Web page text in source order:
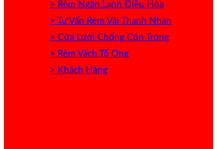
> Rèm Ngăn Lạnh Điều Hòa
> Tư Vấn Rèm Vải Thanh Nhàn
> Cửa Lưới Chống Côn Trùng
> Rèm Vách Tổ Ong
> Khách Hàng